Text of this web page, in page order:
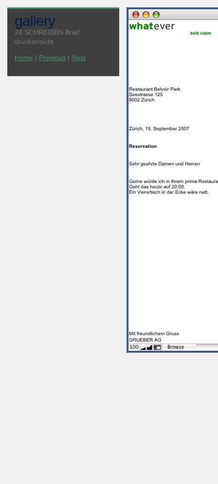
gallery
24 SCHREIBEN Brief
druckansicht
Home | Previous | Next